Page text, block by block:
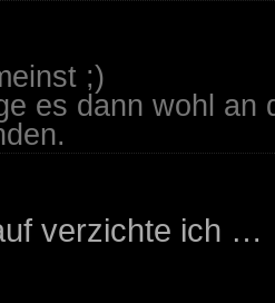
;)
es dann wohl an
verzichte ich …